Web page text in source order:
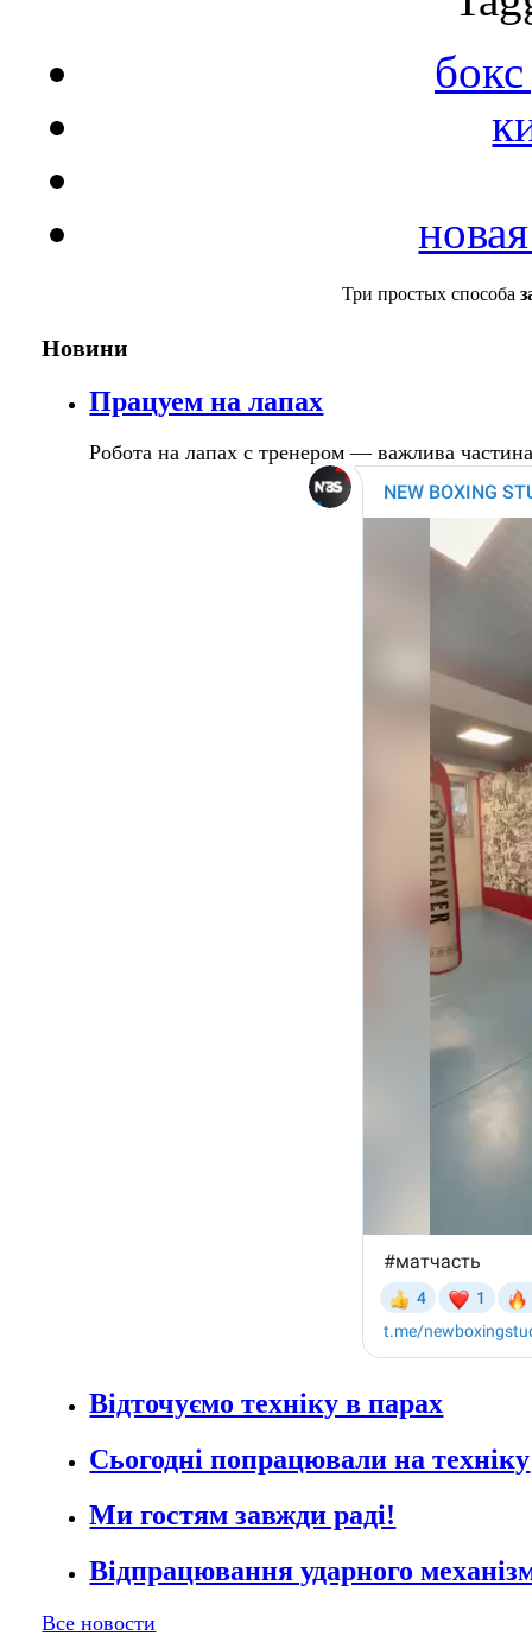
Три простых способа
Новини
Працуем на лапах
Робота на лапах с тренером — важлива
Відточуємо техніку в парах
Сьогодні попрацювали на техніку
Ми гостям завжди раді!
Відпрацювання ударного
Все новости